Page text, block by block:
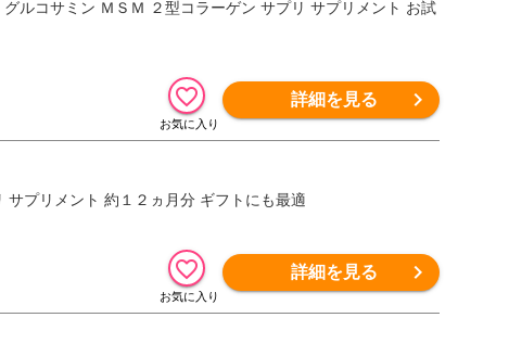
詳細を見る
プリメント 約１２ヵ月分 ギフトにも最適
詳細を見る